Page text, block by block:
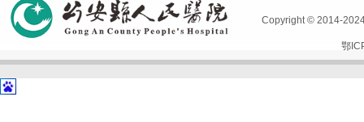
Copyright © 2014-
鄂